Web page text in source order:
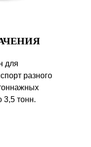
с правилами
для
разного
3,5 тонн.